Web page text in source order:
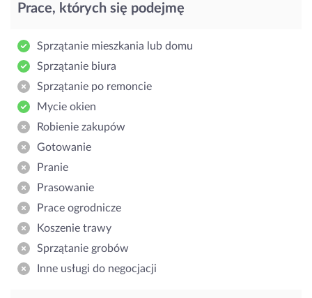
Prace, których się podejmę
Sprzątanie mieszkania lub domu
Sprzątanie biura
Sprzątanie po remoncie
Mycie okien
Robienie zakupów
Gotowanie
Pranie
Prasowanie
Prace ogrodnicze
Koszenie trawy
Sprzątanie grobów
Inne usługi do negocjacji